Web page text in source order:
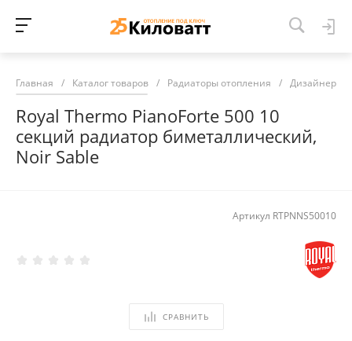
Главная / Каталог товаров / Радиаторы отопления /
Royal Thermo PianoForte 500 10
секций радиатор биметаллический,
Noir Sable
Артикул RTPNNS50010
СРАВНИТЬ